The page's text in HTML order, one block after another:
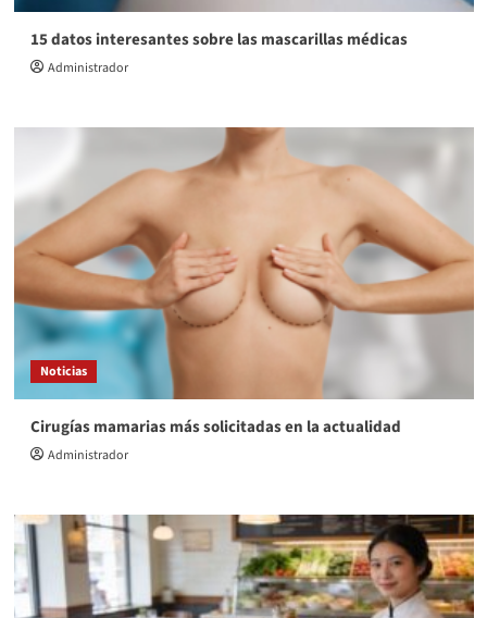
15 datos interesantes sobre las mascarillas médicas
Administrador
Noticias
Cirugías mamarias más solicitadas en la actualidad
Administrador